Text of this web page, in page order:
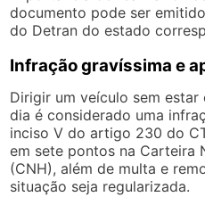
documento pode ser
do Detran do estado
Infração gravíssima e
Dirigir um veículo sem
dia é considerado uma
inciso V do artigo 230 do
em sete pontos na Carteira
(CNH), além de multa e
situação seja regularizada.